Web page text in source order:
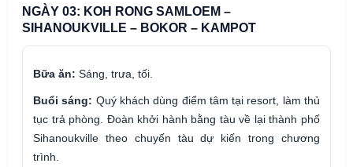
NGÀY 03: KOH RONG SAMLOEM –
SIHANOUKVILLE – BOKOR – KAMPOT
Bữa ăn: Sáng, trưa, tối.
Buổi sáng: Quý khách dùng điểm tâm tại resort, làm thủ
tục trả phòng. Đoàn khởi hành bằng tàu về lại thành phố
Sihanoukville theo chuyến tàu dự kiến trong chương
trình.